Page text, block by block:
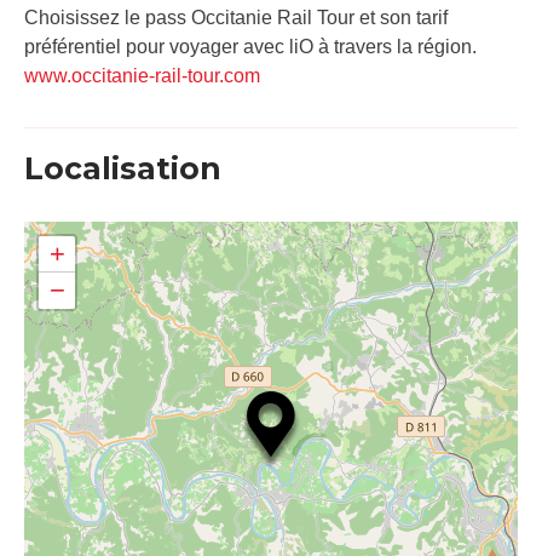
Choisissez le pass Occitanie Rail Tour et son tarif
préférentiel pour voyager avec liO à travers la région.
www.occitanie-rail-tour.com
Localisation
+
−